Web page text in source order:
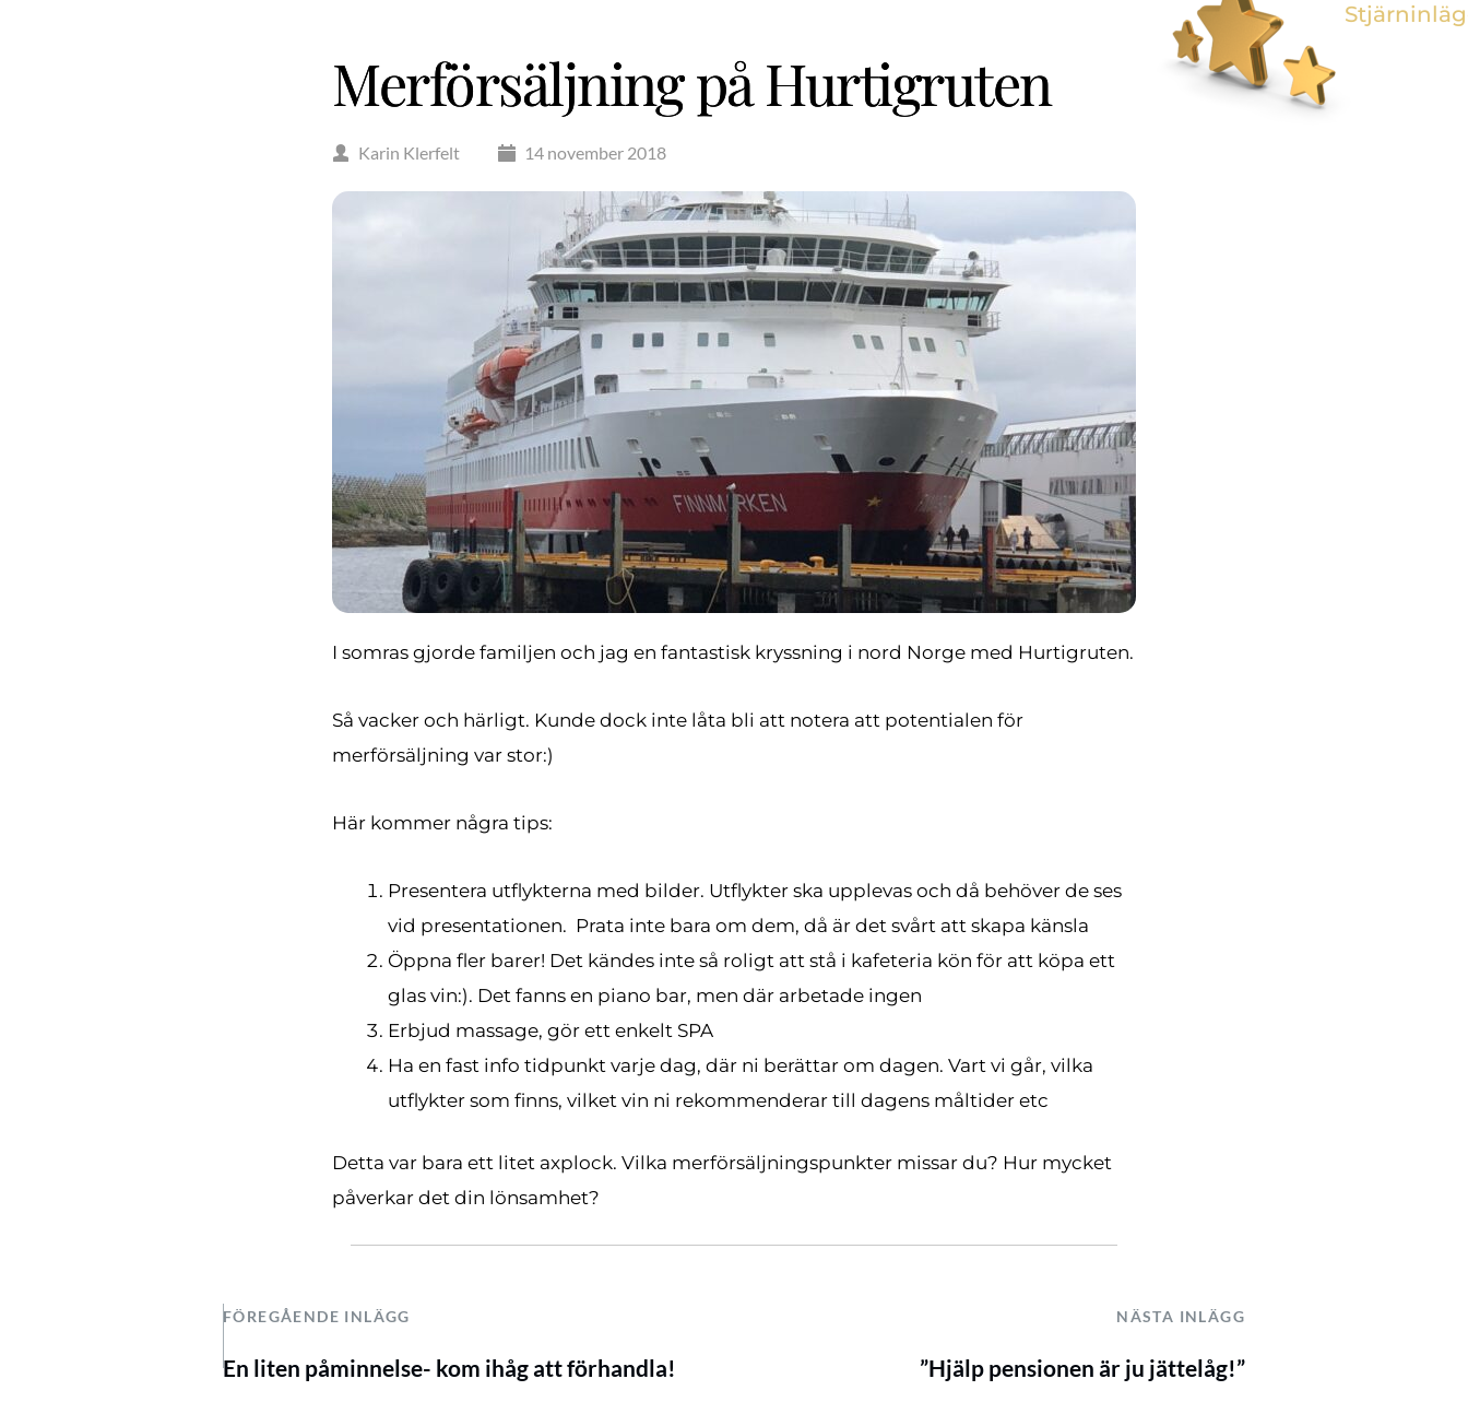
Merförsäljning på Hurtigruten
Karin Klerfelt 14 november 2018
I somras gjorde familjen och jag en fantastisk kryssning i nord Norge med Hurtigruten.
Så vacker och härligt. Kunde dock inte låta bli att notera att potentialen för
merförsäljning var stor:)
Här kommer några tips:
Presentera utflykterna med bilder. Utflykter ska upplevas och då behöver de ses
vid presentationen. Prata inte bara om dem, då är det svårt att skapa känsla
Öppna fler barer! Det kändes inte så roligt att stå i kafeteria kön för att köpa ett
glas vin:). Det fanns en piano bar, men där arbetade ingen
Erbjud massage, gör ett enkelt SPA
Ha en fast info tidpunkt varje dag, där ni berättar om dagen. Vart vi går, vilka
utflykter som finns, vilket vin ni rekommenderar till dagens måltider etc
Detta var bara ett litet axplock. Vilka merförsäljningspunkter missar du? Hur mycket
påverkar det din lönsamhet?
FÖREGÅENDE INLÄGG NÄSTA INLÄGG
En liten påminnelse- kom ihåg att förhandla! ”Hjälp pensionen är ju jättelåg!”